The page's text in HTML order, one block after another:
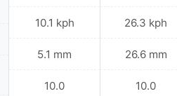
10.1 kph
5.1 mm
10.0
26.3 kph
26.6 mm
10.0